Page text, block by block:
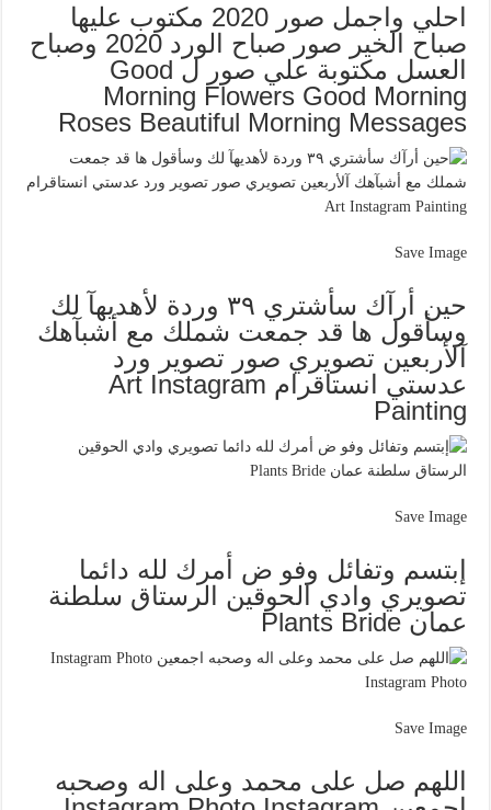
احلي واجمل صور 2020 مكتوب عليها
صباح الخير صور صباح الورد 2020 وصباح
العسل مكتوبة علي صور ل Good
Morning Flowers Good Morning
Roses Beautiful Morning Messages
Save Image
حين أرآك سأشتري ٣٩ وردة لأهديهآ لك
وسأقول ها قد جمعت شملك مع أشبآهك
آلأربعين تصويري صور تصوير ورد
عدستي انستاقرام Art Instagram
Painting
Save Image
إبتسم وتفائل وفو ض أمرك لله دائما
تصويري وادي الحوقين الرستاق سلطنة
عمان Plants Bride
Save Image
اللهم صل على محمد وعلى اله وصحبه